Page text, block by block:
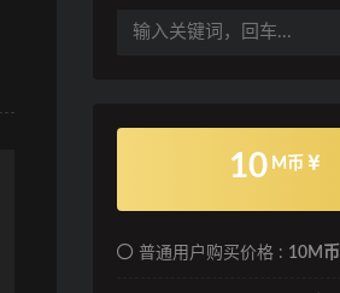
10 M币
普通用户购买价格 : 10M币